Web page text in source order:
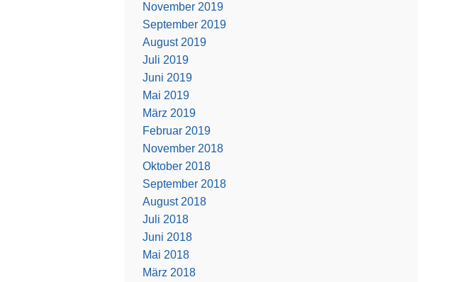
November 2019
September 2019
August 2019
Juli 2019
Juni 2019
Mai 2019
März 2019
Februar 2019
November 2018
Oktober 2018
September 2018
August 2018
Juli 2018
Juni 2018
Mai 2018
März 2018